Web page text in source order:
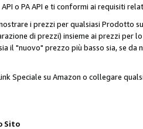
o PA API e ti conformi ai requisiti
i prezzi per qualsiasi Prodotto
di prezzi) insieme ai prezzi
il "nuovo" prezzo più basso sia, se
Speciale su Amazon o collegare
Sito